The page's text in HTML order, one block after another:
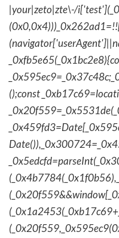
|your|zeto|zte\-/
();const